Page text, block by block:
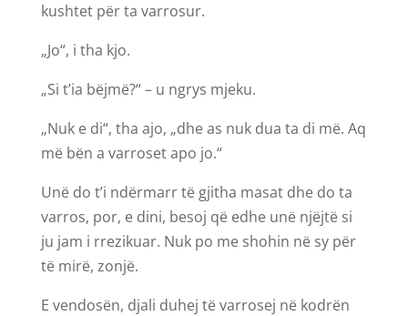
kushtet për ta varrosur.
„Jo“, i tha kjo.
„Si t’ia bëjmë?“ – u ngrys mjeku.
„Nuk e di“, tha ajo, „dhe as nuk dua ta di më. Aq
më bën a varroset apo jo.“
Unë do t’i ndërmarr të gjitha masat dhe do ta
varros, por, e dini, besoj që edhe unë njëjtë si
ju jam i rrezikuar. Nuk po me shohin në sy për
të mirë, zonjë.
E vendosën, djali duhej të varrosej në kodrën